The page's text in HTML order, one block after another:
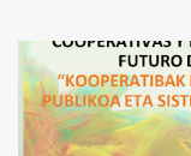
Industrial https://
¿Conoces los nuevos
compartir ideas, para
frente a abusos y